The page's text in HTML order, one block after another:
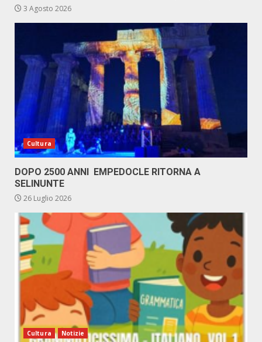
3 Agosto 2026
Cultura
DOPO 2500 ANNI EMPEDOCLE RITORNA A
SELINUNTE
26 Luglio 2026
Cultura Notizie